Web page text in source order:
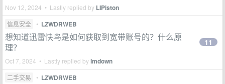
Nov 12, 2024 • Lastly replied by LIPiston
信息安全 • LZWDRWEB
想知道迅雷快鸟是如何获取到宽带账号的？什么原
理？
Oct 7, 2024 • Lastly replied bylmdown
11
二手交易 • LZWDRWEB